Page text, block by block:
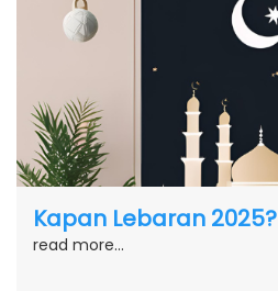
Kapan Lebaran 2025?
read more...